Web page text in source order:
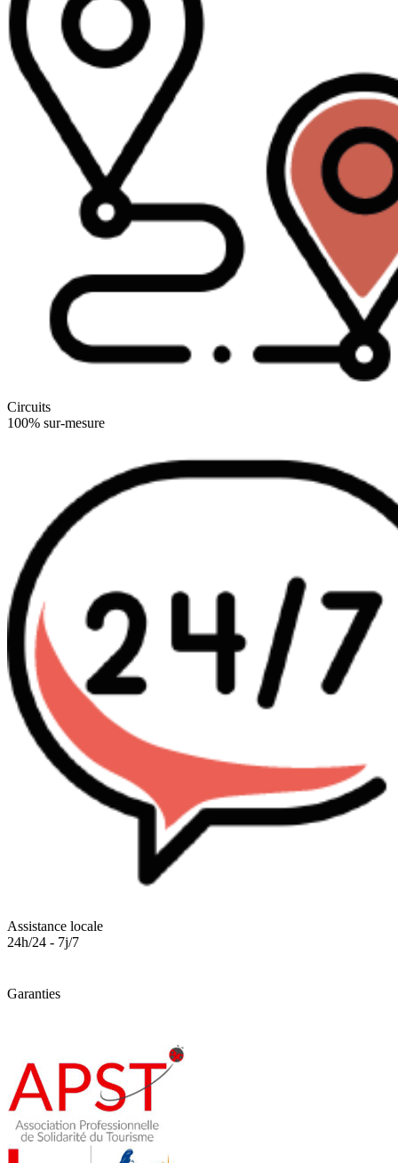
Circuits
100% sur-mesure
Assistance locale
24h/24 - 7j/7
Garanties